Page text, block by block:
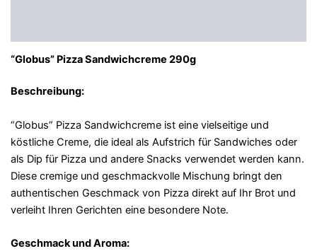
“Globus” Pizza Sandwichcreme 290g
Beschreibung:
“Globus” Pizza Sandwichcreme ist eine vielseitige und
köstliche Creme, die ideal als Aufstrich für Sandwiches oder
als Dip für Pizza und andere Snacks verwendet werden kann.
Diese cremige und geschmackvolle Mischung bringt den
authentischen Geschmack von Pizza direkt auf Ihr Brot und
verleiht Ihren Gerichten eine besondere Note.
Geschmack und Aroma: